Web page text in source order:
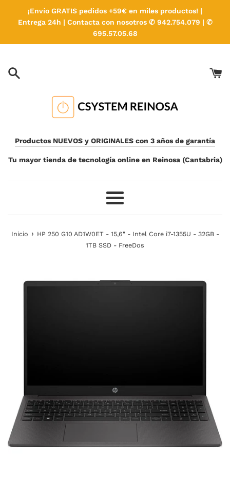
directamente
¡Envío GRATIS pedidos +59€ en miles productos! |
Entrega 24h | Contacta con nosotros ✆ 942.754.079 | ✆
695.57.05.68
Productos NUEVOS y ORIGINALES con 3 años de garantía
Tu mayor tienda de tecnología online en Reinosa (Cantabria)
Más
Inicio › HP 250 G10 AD1W0ET - 15,6" - Intel Core i7-1355U - 32GB -
1TB SSD - FreeDos